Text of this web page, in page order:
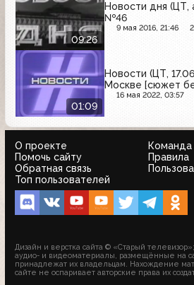
09:26
Новости дня (ЦТ,
№46
9 мая 2016, 21:46
01:09
Новости (ЦТ,
Москве [сюжет
16 мая 2022, 03:57
О проекте
Команда
Помочь сайту
Правила
Обратная связь
Топ пользователей
Дизайн и верстка сайта © «Старый
аудио- и видеоматериалы, размещённые на
принадлежат их владельцам. Нахождение
сайте не оспаривает авторские права их